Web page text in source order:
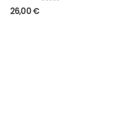
26,00€